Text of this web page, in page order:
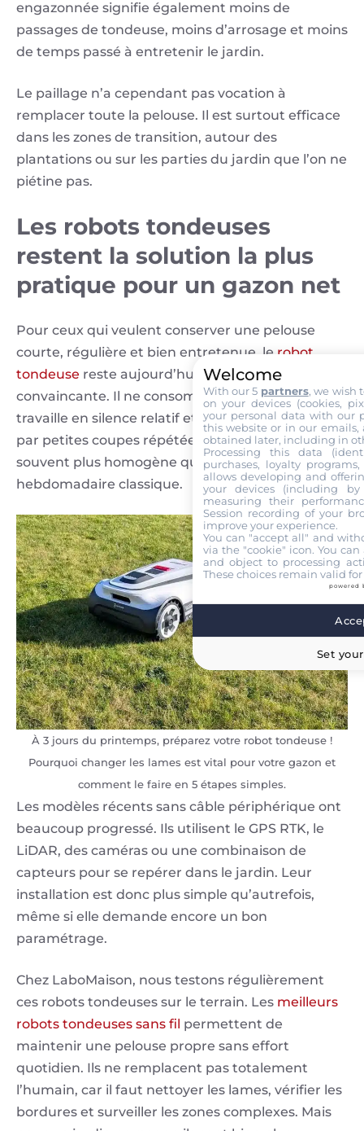
engazonnée signifie également moins de
passages de tondeuse, moins d’arrosage et moins
de temps passé à entretenir le jardin.
Le paillage n’a cependant pas vocation à
remplacer toute la pelouse. Il est surtout efficace
dans les zones de transition, autour des
plantations ou sur les parties du jardin que l’on ne
piétine pas.
Les robots tondeuses
restent la solution la plus
pratique pour un gazon net
Pour ceux qui veulent conserver une pelouse
courte, régulière et bien entretenue, le robot
tondeuse reste aujourd’hui la solution la plus
convaincante. Il ne consomme pas d’essence,
travaille en silence relatif et entretient le gazon
par petites coupes répétées. Le résultat est
souvent plus homogène qu’avec une tonte
hebdomadaire classique.
À 3 jours du printemps, préparez votre robot tondeuse !
Pourquoi changer les lames est vital pour votre gazon et
comment le faire en 5 étapes simples.
Les modèles récents sans câble périphérique ont
beaucoup progressé. Ils utilisent le GPS RTK, le
LiDAR, des caméras ou une combinaison de
capteurs pour se repérer dans le jardin. Leur
installation est donc plus simple qu’autrefois,
même si elle demande encore un bon
paramétrage.
Chez LaboMaison, nous testons régulièrement
ces robots tondeuses sur le terrain. Les meilleurs
robots tondeuses sans fil permettent de
maintenir une pelouse propre sans effort
quotidien. Ils ne remplacent pas totalement
l’humain, car il faut nettoyer les lames, vérifier les
bordures et surveiller les zones complexes. Mais
Welcome
With our 5 partners, we wish
on your devices (cookies,
your personal data with our
this website or in our emails,
obtained later, including in
Processing this data
purchases, loyalty
allows developing and
your devices (including
measuring their
Session recording of your
improve your experience.
You can "accept all" and
via the "cookie" icon. You
and object to processing
These choices remain valid
powered
Set